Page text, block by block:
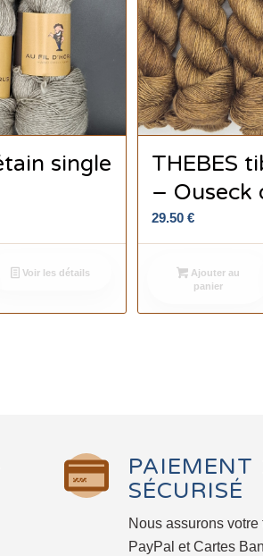
single
Voir les détails
THEBES
– Ouseck
29.50€
Ajouter au
panier
PAIEMENT
SÉCURISÉ
Nous assurons
PayPal et Cartes